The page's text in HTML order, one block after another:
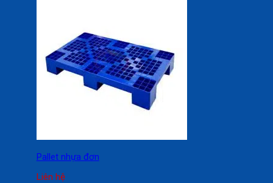
Pallet nhựa đơn
Liên hệ